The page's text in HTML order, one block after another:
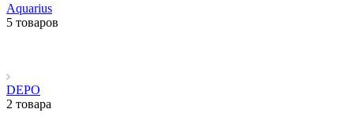
Aquarius
5 товаров
DEPO
2 товара